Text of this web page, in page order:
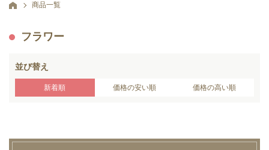
商品一覧
フラワー
並び替え
新着順 価格の安い順 価格の高い順